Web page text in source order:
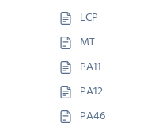
LCP
MT
PA11
PA12
PA46